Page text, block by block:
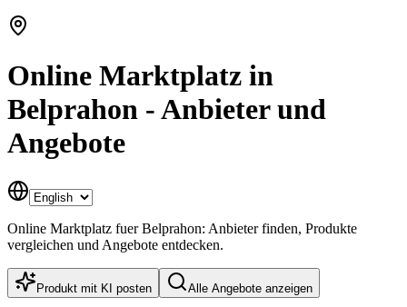
Online Marktplatz in
Belprahon - Anbieter und
Angebote
Online Marktplatz fuer Belprahon: Anbieter finden, Produkte
vergleichen und Angebote entdecken.
Produkt mit KI posten Alle Angebote anzeigen